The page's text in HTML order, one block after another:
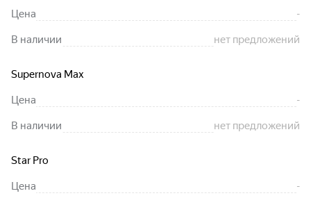
Цена -
В наличии нет предложений
Supernova Max
Цена -
В наличии нет предложений
Star Pro
Цена -